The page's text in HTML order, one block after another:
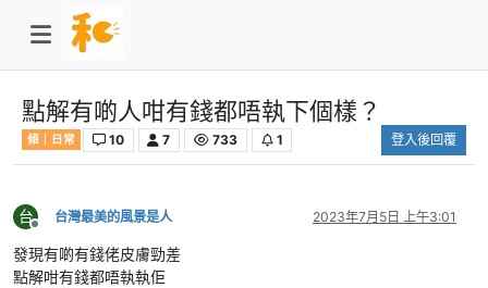
點解有啲人咁有錢都唔執下個樣？
傾｜日常 10 7 733 1 登入後回覆
台
離線
台灣最美的風景是人 2023年7月5日 上午3:01
發現有啲有錢佬皮膚勁差
點解咁有錢都唔執執佢